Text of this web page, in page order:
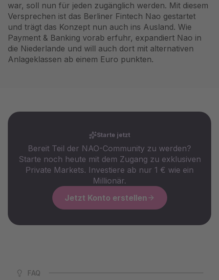
war, soll nun für jeden zugänglich werden. Mit diesem
Versprechen ist das Berliner Fintech Nao gestartet
und trägt das Konzept nun auch ins Ausland. Wie
Payment & Banking vorab erfuhr, expandiert Nao in
die Niederlande und will auch dort mit alternativen
Anlageklassen ab einem Euro punkten.
Starte jetzt
Bereit Teil der NAO-Community zu werden?
Starte noch heute mit dem Zugang zu exklusiven
Private Markets. Investiere ab nur 1 € wie ein
Millionär.
Jetzt Konto erstellen
FAQ